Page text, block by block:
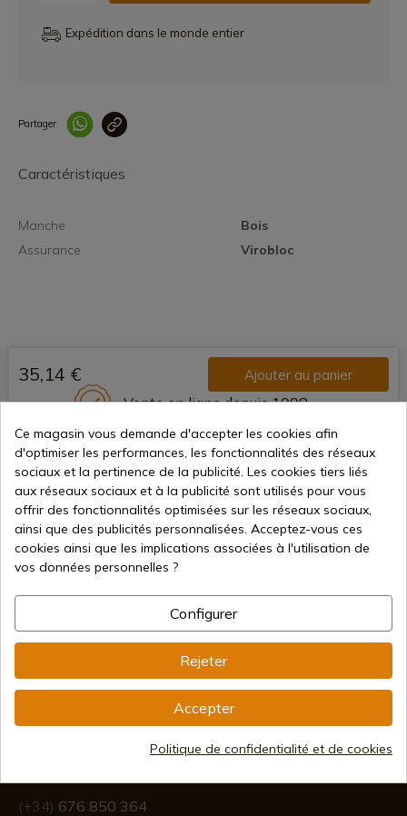
Expédition dans le monde entier
Partager
Caractéristiques
Manche
Bois
Assurance
Virobloc
35,14 € Ajouter au panier
Vente en ligne depuis 1998
Méthodes de paiement
sécurisées
Expédition internationale
Information
info@aceros-de-hispania.com
(+34) 676 850 364
Ce magasin vous demande d'accepter les cookies afin
d'optimiser les performances, les fonctionnalités des réseaux
sociaux et la pertinence de la publicité. Les cookies tiers liés
aux réseaux sociaux et à la publicité sont utilisés pour vous
offrir des fonctionnalités optimisées sur les réseaux sociaux,
ainsi que des publicités personnalisées. Acceptez-vous ces
cookies ainsi que les implications associées à l'utilisation de
vos données personnelles ?
Configurer
Rejeter
Accepter
Politique de confidentialité et de cookies